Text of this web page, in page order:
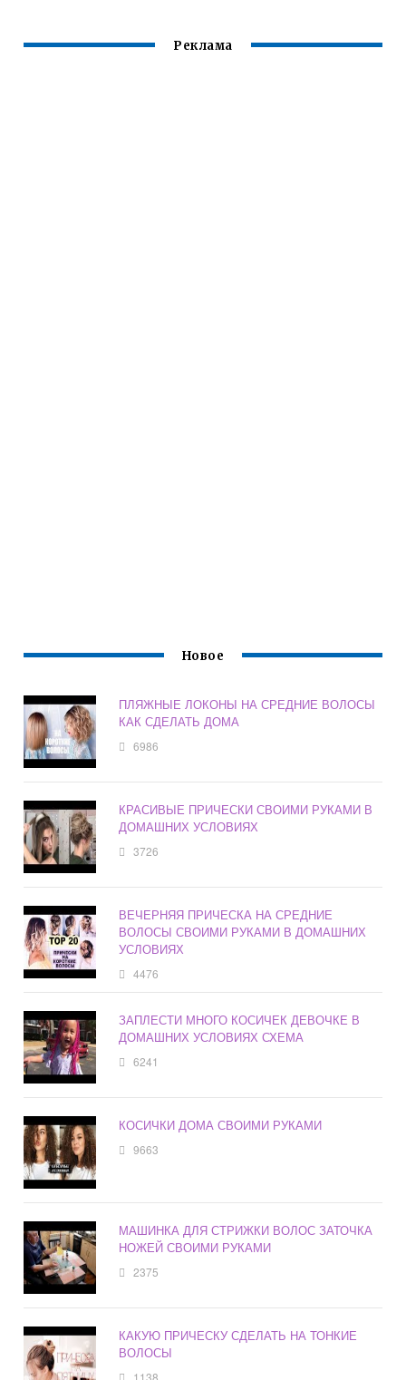
Реклама
Новое
ПЛЯЖНЫЕ ЛОКОНЫ НА СРЕДНИЕ ВОЛОСЫ
КАК СДЕЛАТЬ ДОМА
6986
КРАСИВЫЕ ПРИЧЕСКИ СВОИМИ РУКАМИ В
ДОМАШНИХ УСЛОВИЯХ
3726
ВЕЧЕРНЯЯ ПРИЧЕСКА НА СРЕДНИЕ
ВОЛОСЫ СВОИМИ РУКАМИ В ДОМАШНИХ
УСЛОВИЯХ
4476
ЗАПЛЕСТИ МНОГО КОСИЧЕК ДЕВОЧКЕ В
ДОМАШНИХ УСЛОВИЯХ СХЕМА
6241
КОСИЧКИ ДОМА СВОИМИ РУКАМИ
9663
МАШИНКА ДЛЯ СТРИЖКИ ВОЛОС ЗАТОЧКА
НОЖЕЙ СВОИМИ РУКАМИ
2375
КАКУЮ ПРИЧЕСКУ СДЕЛАТЬ НА ТОНКИЕ
ВОЛОСЫ
1138